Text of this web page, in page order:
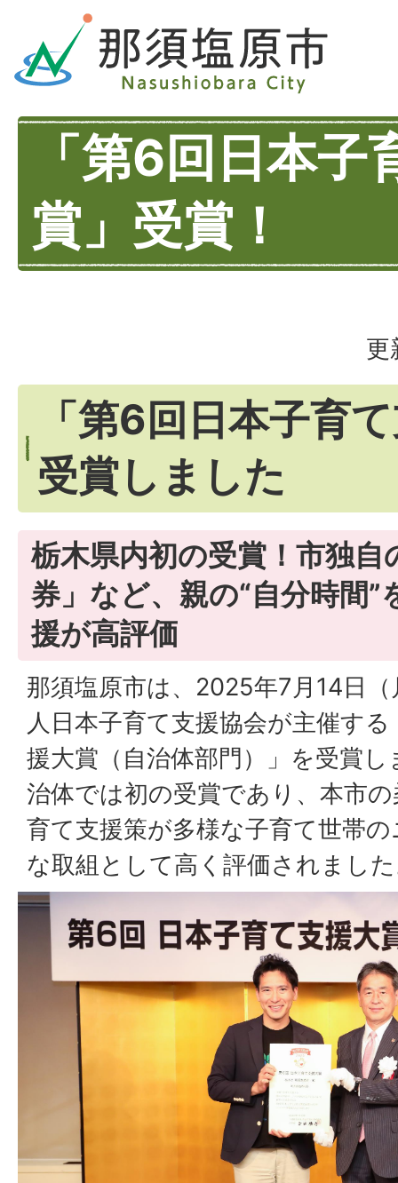
「第6回日本子
賞」受賞！
更
「第6回日本子育
受賞しました
栃木県内初の受賞！市独自
券」など、親の“自分時間”
援が高評価
那須塩原市は、2025年7月14日
人日本子育て支援協会が主催す
援大賞（自治体部門）」を受賞
治体では初の受賞であり、本市
育て支援策が多様な子育て世帯
な取組として高く評価されまし